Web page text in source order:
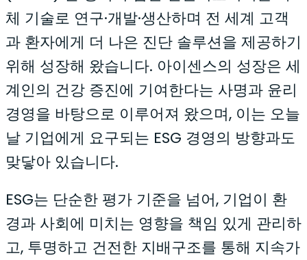
체 기술로 연구·개발·생산하며 전 세계 고객
과 환자에게 더 나은 진단 솔루션을 제공하기
위해 성장해 왔습니다. 아이센스의 성장은 세
계인의 건강 증진에 기여한다는 사명과 윤리
경영을 바탕으로 이루어져 왔으며, 이는 오늘
날 기업에게 요구되는 ESG 경영의 방향과도
맞닿아 있습니다.
ESG는 단순한 평가 기준을 넘어, 기업이 환
경과 사회에 미치는 영향을 책임 있게 관리하
고, 투명하고 건전한 지배구조를 통해 지속가